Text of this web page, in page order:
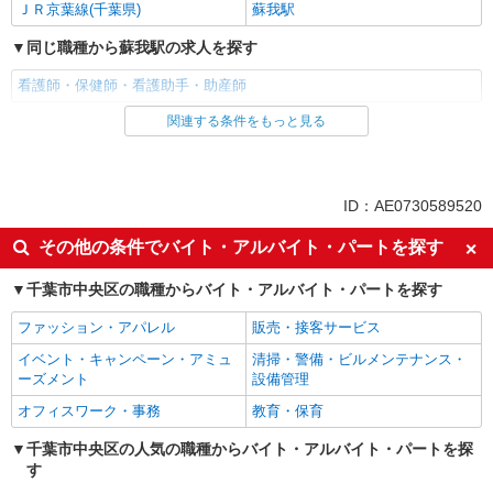
ＪＲ京葉線(千葉県)
蘇我駅
同じ職種から蘇我駅の求人を探す
看護師・保健師・看護助手・助産師
同じ雇用形態から蘇我駅の求人を探す
入社日応相談
未経験歓迎
経験者・有資格者歓迎
新卒・第二新卒歓迎
女性活躍中
主婦・主夫歓迎
フリーター歓迎
学歴不問
ブランクOK
ミドル（40代～）活躍中
エルダー（50代～）活躍中
シニア（60代～）活躍中
高収入・高額
ボーナス・賞与あり
昇給あり
完全週休2日制
関連する条件をもっと見る
ID：AE0730589520
その他の条件でバイト・アルバイト・パートを探す
千葉市中央区の職種からバイト・アルバイト・パートを探す
ファッション・アパレル
販売・接客サービス
イベント・キャンペーン・アミュ
ーズメント
清掃・警備・ビルメンテナンス・
設備管理
オフィスワーク・事務
教育・保育
千葉市中央区の人気の職種からバイト・アルバイト・パートを探
す